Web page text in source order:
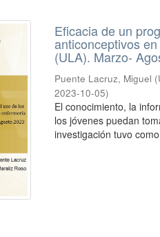
Eficacia de un
anticonceptivos
(ULA). Marzo-
Puente Lacruz, Miguel (
2023-10-05)
El conocimiento, la
los jóvenes puedan
investigación tuvo